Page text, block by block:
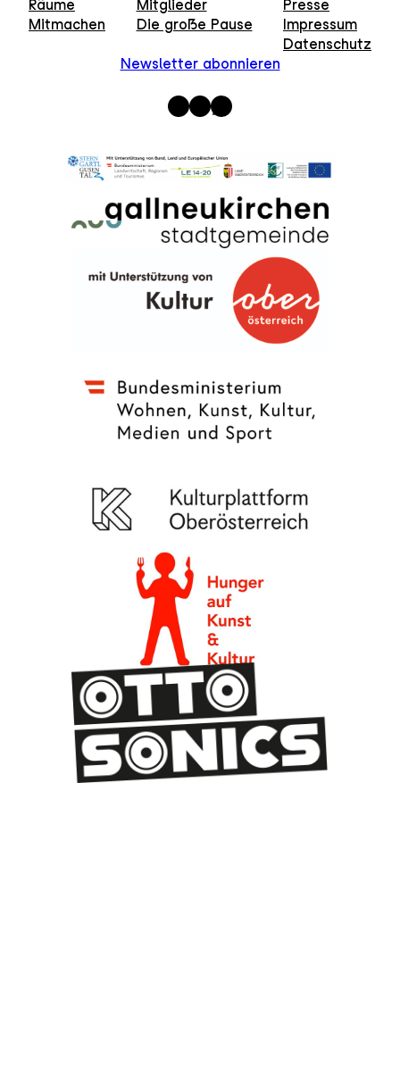
Räume
Mitmachen
Mitglieder
Die große Pause
Presse
Impressum
Datenschutz
Newsletter abonnieren
InstagramFacebook WhatsApp